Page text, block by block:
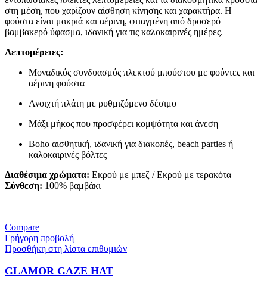
στη μέση, που χαρίζουν αίσθηση κίνησης και χαρακτήρα. Η
φούστα είναι μακριά και αέρινη, φτιαγμένη από δροσερό
βαμβακερό ύφασμα, ιδανική για τις καλοκαιρινές ημέρες.
Λεπτομέρειες:
Μοναδικός συνδυασμός πλεκτού μπούστου με φούντες και
αέρινη φούστα
Ανοιχτή πλάτη με ρυθμιζόμενο δέσιμο
Μάξι μήκος που προσφέρει κομψότητα και άνεση
Boho αισθητική, ιδανική για διακοπές, beach parties ή
καλοκαιρινές βόλτες
Διαθέσιμα χρώματα: Εκρού με μπεζ / Εκρού με τερακότα
Σύνθεση: 100% βαμβάκι
Compare
Γρήγορη προβολή
Προσθήκη στη λίστα επιθυμιών
GLAMOR GAZE HAT